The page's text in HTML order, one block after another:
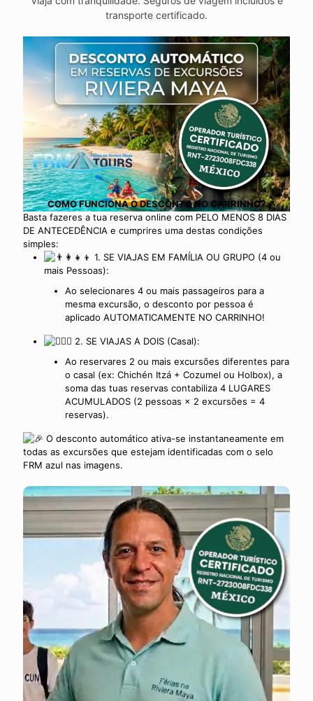
transporte certificado.
COMO FUNCIONA O DESCONTO NO CARRINHO?
Basta fazeres a tua reserva online com PELO MENOS 8 DIAS
DE ANTECEDÊNCIA e cumprires uma destas condições
simples:
1. SE VIAJAS EM FAMÍLIA OU GRUPO (4 ou
mais Pessoas):
Ao selecionares 4 ou mais passageiros para a
mesma excursão, o desconto por pessoa é
aplicado AUTOMATICAMENTE NO CARRINHO!
2. SE VIAJAS A DOIS (Casal):
Ao reservares 2 ou mais excursões diferentes para
o casal (ex: Chichén Itzá + Cozumel ou Holbox), a
soma das tuas reservas contabiliza 4 LUGARES
ACUMULADOS (2 pessoas × 2 excursões = 4
reservas).
O desconto automático ativa-se instantaneamente em
todas as excursões que estejam identificadas com o selo
FRM azul nas imagens.